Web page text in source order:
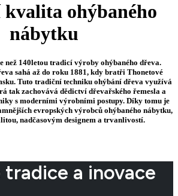
ohýbaného
nábytku
než 140letou tradicí výroby ohýbaného dřeva.
sahá až do roku 1881, kdy bratři Thonetové
Tuto tradiční techniku ohýbání dřeva využívá
tak zachovává dědictví dřevařského řemesla a
s moderními výrobními postupy. Díky tomu je
evropských výrobců ohýbaného nábytku,
nadčasovým designem a trvanlivostí.
tradice a inovace